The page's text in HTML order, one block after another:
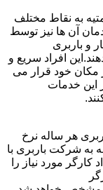
به نقاط مختلف
آن ها نیز توسط
و باربری
افراد سریع و
مکان خود قرار می
این خدمات
هر ساله نرخ
به شرکت باربری با
کارگر مورد نیاز را